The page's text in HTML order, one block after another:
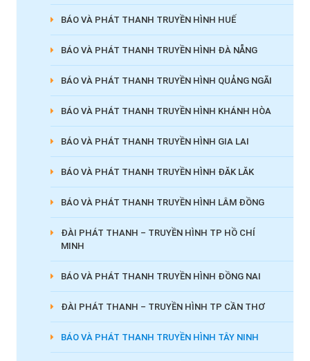
BÁO VÀ PHÁT THANH TRUYỀN HÌNH HUẾ
BÁO VÀ PHÁT THANH TRUYỀN HÌNH ĐÀ NẴNG
BÁO VÀ PHÁT THANH TRUYỀN HÌNH QUẢNG NGÃI
BÁO VÀ PHÁT THANH TRUYỀN HÌNH KHÁNH HÒA
BÁO VÀ PHÁT THANH TRUYỀN HÌNH GIA LAI
BÁO VÀ PHÁT THANH TRUYỀN HÌNH ĐĂK LĂK
BÁO VÀ PHÁT THANH TRUYỀN HÌNH LÂM ĐỒNG
ĐÀI PHÁT THANH – TRUYỀN HÌNH TP HỒ CHÍ
MINH
BÁO VÀ PHÁT THANH TRUYỀN HÌNH ĐỒNG NAI
ĐÀI PHÁT THANH – TRUYỀN HÌNH TP CẦN THƠ
BÁO VÀ PHÁT THANH TRUYỀN HÌNH TÂY NINH